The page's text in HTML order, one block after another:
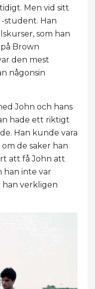
Men vid sitt
-student. Han
som han
Brown
den mest
någonsin
John och hans
hade ett riktigt
Han kunde vara
de saker han
att få John att
han inte var
han verkligen